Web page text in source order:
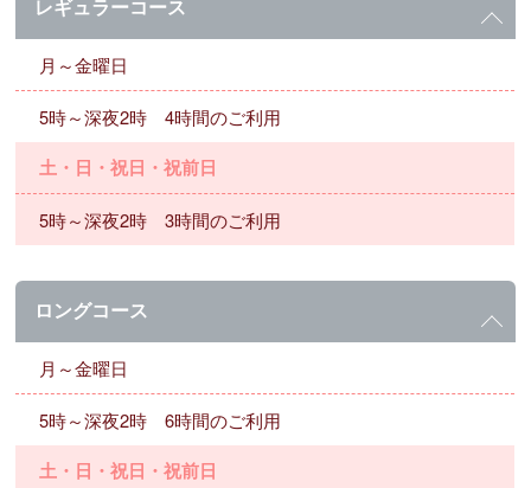
レギュラーコース
月～金曜日
5時～深夜2時 4時間のご利用
土・日・祝日・祝前日
5時～深夜2時 3時間のご利用
ロングコース
月～金曜日
5時～深夜2時 6時間のご利用
土・日・祝日・祝前日